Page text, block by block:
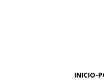
INICIO-